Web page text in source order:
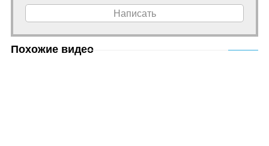
Написать
Похожие видео